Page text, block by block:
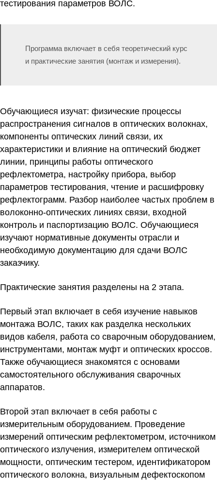
тестирования параметров ВОЛС.
Программа включает в себя теоретический курс
и практические занятия (монтаж и измерения).
Обучающиеся изучат: физические процессы
распространения сигналов в оптических волокнах,
компоненты оптических линий связи, их
характеристики и влияние на оптический бюджет
линии, принципы работы оптического
рефлектометра, настройку прибора, выбор
параметров тестирования, чтение и расшифровку
рефлектограмм. Разбор наиболее частых проблем в
волоконно-оптических линиях связи, входной
контроль и паспортизацию ВОЛС. Обучающиеся
изучают нормативные документы отрасли и
необходимую документацию для сдачи ВОЛС
заказчику.
Практические занятия разделены на 2 этапа.
Первый этап включает в себя изучение навыков
монтажа ВОЛС, таких как разделка нескольких
видов кабеля, работа со сварочным оборудованием,
инструментами, монтаж муфт и оптических кроссов.
Также обучающиеся знакомятся с основами
самостоятельного обслуживания сварочных
аппаратов.
Второй этап включает в себя работы с
измерительным оборудованием. Проведение
измерений оптическим рефлектометром, источником
оптического излучения, измерителем оптической
мощности, оптическим тестером, идентификатором
оптического волокна, визуальным дефектоскопом